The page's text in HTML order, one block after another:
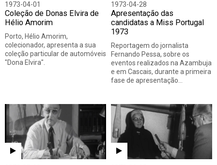
1973-04-01
Coleção de Donas Elvira de
Hélio Amorim
Porto, Hélio Amorim,
colecionador, apresenta a sua
coleção particular de automóveis
"Dona Elvira".
1973-04-28
Apresentação das
candidatas a Miss Portugal
1973
Reportagem do jornalista
Fernando Pessa, sobre os
eventos realizados na Azambuja
e em Cascais, durante a primeira
fase de apresentação…